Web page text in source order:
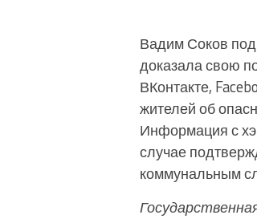
Вадим Соков
доказала свою
ВКонтакте,
жителей об
Информация с
случае
коммунальным